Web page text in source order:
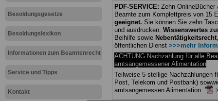
Besoldungsgesetze
Besoldungslexikon
Informationen zum Beamtenrecht
Service und Tipps
Kontakt
PDF-SERVICE: Zehn
Beamte zum Komplettpreis von 15
geeignet. Sie können Sie zehn
und ausdrucken: Wissenswertes
Beihilfe sowie Nebentätigkeitsrecht
öffentlichen Dienst >>>mehr
ACHTUNG Nachzahlung für alle
amtsangemessener Alimentation
Teilweise 5-stellige Nachzahlungen
Post, Telekom und Postbank)
amtsangemessen Alimentation